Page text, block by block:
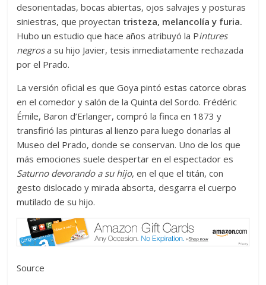
desorientadas, bocas abiertas, ojos salvajes y posturas
siniestras, que proyectan tristeza, melancolía y furia.
Hubo un estudio que hace años atribuyó la Pintures
negrosa su hijo Javier, tesis inmediatamente rechazada
por el Prado.
La versión oficial es que Goya pintó estas catorce obras
en el comedor y salón de la Quinta del Sordo. Frédéric
Émile, Baron d’Erlanger, compró la finca en 1873 y
transfirió las pinturas al lienzo para luego donarlas al
Museo del Prado, donde se conservan. Uno de los que
más emociones suele despertar en el espectador es
Saturno devorando a su hijo, en el que el titán, con
gesto dislocado y mirada absorta, desgarra el cuerpo
mutilado de su hijo.
Source